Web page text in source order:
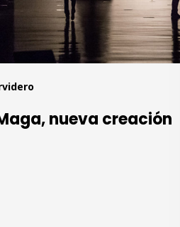
nueva creación